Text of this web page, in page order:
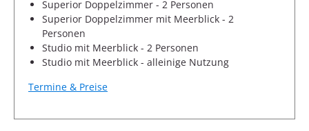
Superior Doppelzimmer - 2 Personen
Superior Doppelzimmer mit Meerblick - 2
Personen
Studio mit Meerblick - 2 Personen
Studio mit Meerblick - alleinige Nutzung
Termine & Preise